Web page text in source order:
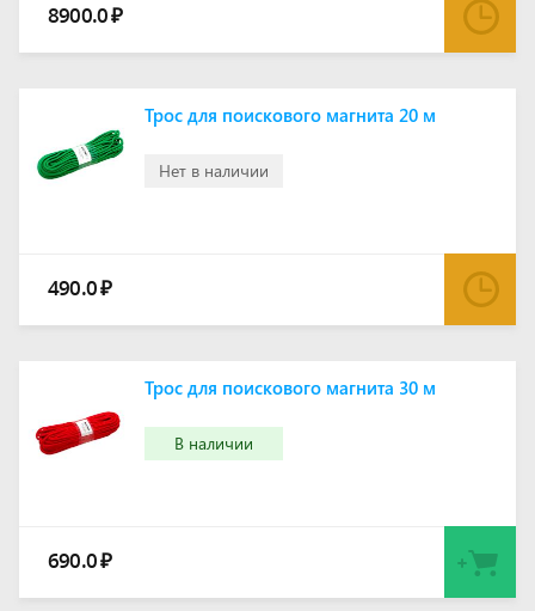
8900.0₽
Нет в наличии
Трос для поискового магнита 20 м
490.0₽
В наличии
Трос для поискового магнита 30 м
690.0₽